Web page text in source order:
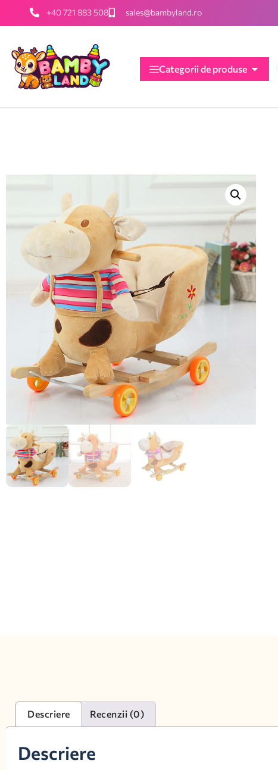
+40 721 883 508 sales@bambyland.ro
Categorii de produse
Descriere Recenzii (0)
Descriere